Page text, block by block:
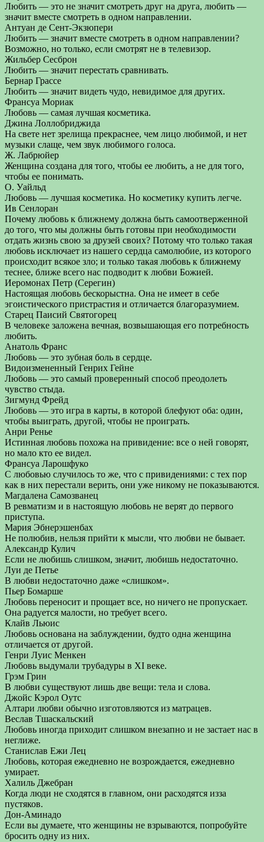
Любить — это не значит смотреть друг на друга, любить —
значит вместе смотреть в одном направлении.
Антуан де Сент-Экзюпери
Любить — значит вместе смотреть в одном направлении?
Возможно, но только, если смотрят не в телевизор.
Жильбер Сесброн
Любить — значит перестать сравнивать.
Бернар Грассе
Любить — значит видеть чудо, невидимое для других.
Франсуа Мориак
Любовь — самая лучшая косметика.
Джина Лоллобриджида
На свете нет зрелища прекраснее, чем лицо любимой, и нет
музыки слаще, чем звук любимого голоса.
Ж. Лабрюйер
Женщина создана для того, чтобы ее любить, а не для того,
чтобы ее понимать.
О. Уайльд
Любовь — лучшая косметика. Но косметику купить легче.
Ив Сенлоран
Почему любовь к ближнему должна быть самоотверженной
до того, что мы должны быть готовы при необходимости
отдать жизнь свою за друзей своих? Потому что только такая
любовь исключает из нашего сердца самолюбие, из которого
происходит всякое зло; и только такая любовь к ближнему
теснее, ближе всего нас подводит к любви Божией.
Иеромонах Петр (Серегин)
Настоящая любовь бескорыстна. Она не имеет в себе
эгоистического пристрастия и отличается благоразумием.
Старец Паисий Святогорец
В человеке заложена вечная, возвышающая его потребность
любить.
Анатоль Франс
Любовь — это зубная боль в сердце.
Видоизмененный Генрих Гейне
Любовь — это самый проверенный способ преодолеть
чувство стыда.
Зигмунд Фрейд
Любовь — это игра в карты, в которой блефуют оба: один,
чтобы выиграть, другой, чтобы не проиграть.
Анри Ренье
Истинная любовь похожа на привидение: все о ней говорят,
но мало кто ее видел.
Франсуа Ларошфуко
С любовью случилось то же, что с привидениями: с тех пор
как в них перестали верить, они уже никому не показываются.
Магдалена Самозванец
В ревматизм и в настоящую любовь не верят до первого
приступа.
Мария Эбнерэшенбах
Не полюбив, нельзя прийти к мысли, что любви не бывает.
Александр Кулич
Если не любишь слишком, значит, любишь недостаточно.
Луи де Петье
В любви недостаточно даже «слишком».
Пьер Бомарше
Любовь переносит и прощает все, но ничего не пропускает.
Она радуется малости, но требует всего.
Клайв Льюис
Любовь основана на заблуждении, будто одна женщина
отличается от другой.
Генри Луис Менкен
Любовь выдумали трубадуры в XI веке.
Грэм Грин
В любви существуют лишь две вещи: тела и слова.
Джойс Кэрол Оутс
Алтари любви обычно изготовляются из матрацев.
Веслав Тшаскальский
Любовь иногда приходит слишком внезапно и не застает нас в
неглиже.
Станислав Ежи Лец
Любовь, которая ежедневно не возрождается, ежедневно
умирает.
Халиль Джебран
Когда люди не сходятся в главном, они расходятся изза
пустяков.
Дон-Аминадо
Если вы думаете, что женщины не взрываются, попробуйте
бросить одну из них.